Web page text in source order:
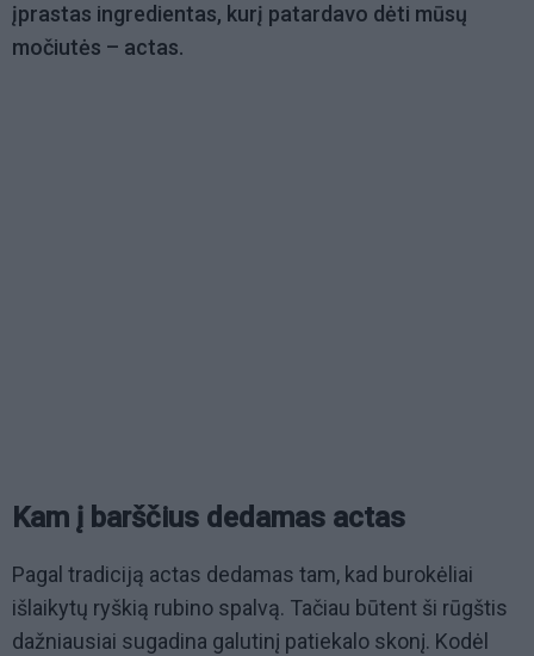
įprastas ingredientas, kurį patardavo dėti mūsų
močiutės – actas.
Kam į barščius dedamas actas
Pagal tradiciją actas dedamas tam, kad burokėliai
išlaikytų ryškią rubino spalvą. Tačiau būtent ši rūgštis
dažniausiai sugadina galutinį patiekalo skonį. Kodėl